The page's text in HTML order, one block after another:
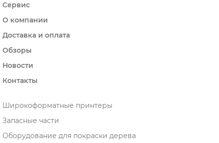
Сервис
О компании
Доставка и оплата
Обзоры
Новости
Контакты
Широкоформатные принтеры
Запасные части
Оборудование для покраски дерева